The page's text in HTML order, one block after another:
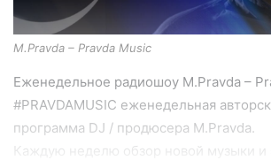
M.Pravda – Pravda Music
Еженедельное радиошоу M.Pravda –
#PRAVDAMUSIC еженедельная
программа DJ / продюсера M.Pravda.
Каждую неделю обзор новой музыки и